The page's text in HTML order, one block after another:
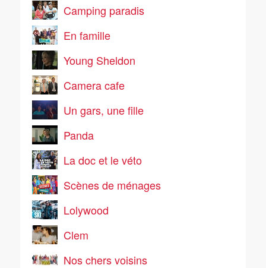
Camping paradis
En famille
Young Sheldon
Camera cafe
Un gars, une fille
Panda
La doc et le véto
Scènes de ménages
Lolywood
Clem
Nos chers voisins